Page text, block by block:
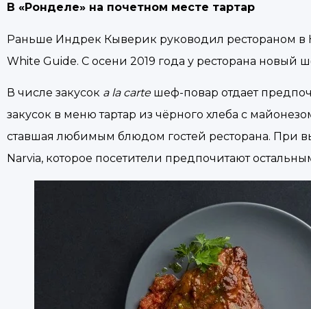
В «Ронделе» на почетном месте тартар
Раньше Индрек Кыверик руководил рестораном в
White Guide. С осени 2019 года у ресторана
В числе закусок a la carteшеф-повар отдает
закусок в меню тартар из чёрного хлеба с
ставшая любимым блюдом гостей ресторана. При
Narvia, которое посетители предпочитают